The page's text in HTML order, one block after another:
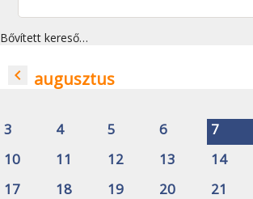
Bővített kereső…
navigate_before augusztus
3
4 5 6 7
10
11 12 13 14
17
18 19 20 21